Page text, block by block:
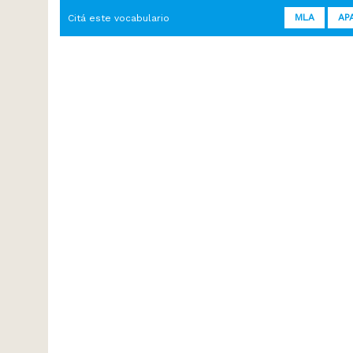
Citá este vocabulario MLA